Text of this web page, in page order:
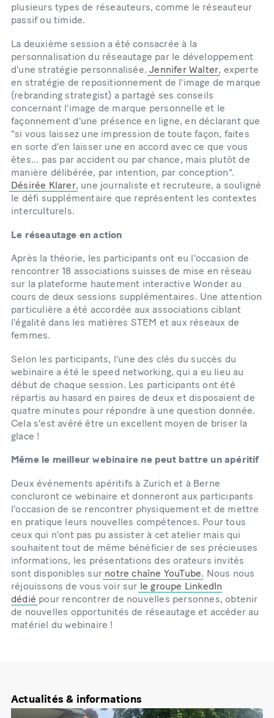
plusieurs types de réseauteurs, comme le réseauteur
passif ou timide.
La deuxième session a été consacrée à la
personnalisation du réseautage par le développement
d'une stratégie personnalisée.Jennifer Walter, experte
en stratégie de repositionnement de l'image de marque
(rebranding strategist) a partagé ses conseils
concernant l'image de marque personnelle et le
façonnement d'une présence en ligne, en déclarant que
"si vous laissez une impression de toute façon, faites
en sorte d'en laisser une en accord avec ce que vous
êtes... pas par accident ou par chance, mais plutôt de
manière délibérée, par intention, par conception".
Désirée Klarer, une journaliste et recruteure, a souligné
le défi supplémentaire que représentent les contextes
interculturels.
Le réseautage en action
Après la théorie, les participants ont eu l'occasion de
rencontrer 18 associations suisses de mise en réseau
sur la plateforme hautement interactive Wonder au
cours de deux sessions supplémentaires. Une attention
particulière a été accordée aux associations ciblant
l'égalité dans les matières STEM et aux réseaux de
femmes.
Selon les participants, l'une des clés du succès du
webinaire a été le speed networking, qui a eu lieu au
début de chaque session. Les participants ont été
répartis au hasard en paires de deux et disposaient de
quatre minutes pour répondre à une question donnée.
Cela s'est avéré être un excellent moyen de briser la
glace !
Même le meilleur webinaire ne peut battre un apéritif
Deux événements apéritifs à Zurich et à Berne
concluront ce webinaire et donneront aux participants
l'occasion de se rencontrer physiquement et de mettre
en pratique leurs nouvelles compétences. Pour tous
ceux qui n'ont pas pu assister à cet atelier mais qui
souhaitent tout de même bénéficier de ses précieuses
informations, les présentations des orateurs invités
sont disponibles sur notre chaîne YouTube. Nous nous
réjouissons de vous voir sur le groupe LinkedIn
dédié pour rencontrer de nouvelles personnes, obtenir
de nouvelles opportunités de réseautage et accéder au
matériel du webinaire !
Actualités & informations